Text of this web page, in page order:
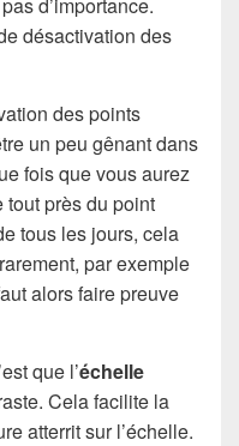
désactivation des
des points
un peu gênant dans
fois que vous aurez
tout près du point
tous les jours, cela
par exemple
alors faire preuve
que l’échelle
Cela facilite la
atterrit sur l’échelle.